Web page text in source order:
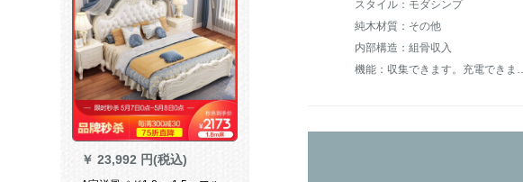
￥ 23,992 円(税込)
スタイル：モダシンプ
純木材質：その他
内部構造：組骨収入
機能：収集できます。充電できま